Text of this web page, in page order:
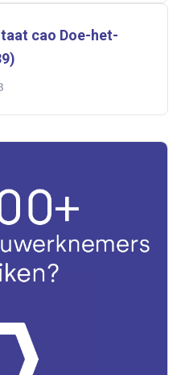
cao Doe-het-